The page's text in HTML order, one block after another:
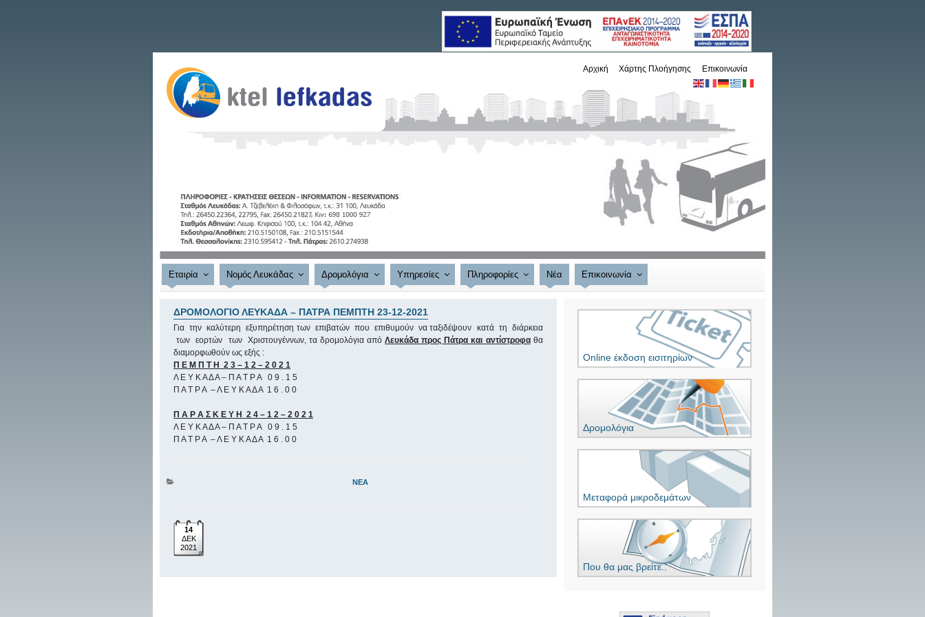
Αρχική Χάρτης Πλοήγησης Επικοινωνία
Εταιρία Νομός Λευκάδας Δρομολόγια Υπηρεσίες Πληροφορίες Νέα Επικοινωνία
ΔΡΟΜΟΛΟΓΙΟ ΛΕΥΚΑΔΑ – ΠΑΤΡΑ ΠΕΜΠΤΗ 23-12-2021
Για την καλύτερη εξυπηρέτηση των επιβατών που επιθυμούν να ταξιδέψουν κατά τη διάρκεια
των εορτών των Χριστουγέννων, τα δρομολόγια απόΛευκάδα προς Πάτρα και αντίστροφαθα
διαμορφωθούν ως εξής :
Π Ε Μ Π Τ Η 2 3 – 1 2 – 2 0 2 1
Λ Ε Υ Κ Α Δ Α – Π Α Τ Ρ Α 0 9 . 1 5
Π Α Τ Ρ Α – Λ Ε Υ Κ Α Δ Α 1 6 . 0 0
Π Α Ρ Α Σ Κ Ε Υ Η 2 4 – 1 2 – 2 0 2 1
Λ Ε Υ Κ Α Δ Α – Π Α Τ Ρ Α 0 9 . 1 5
Π Α Τ Ρ Α – Λ Ε Υ Κ Α Δ Α 1 6 . 0 0
ΝΈΑ
14
ΔΕΚ
2021
Online έκδοση εισιτηρίων
Δρομολόγια
Μεταφορά μικροδεμάτων
Που θα μας βρείτε..